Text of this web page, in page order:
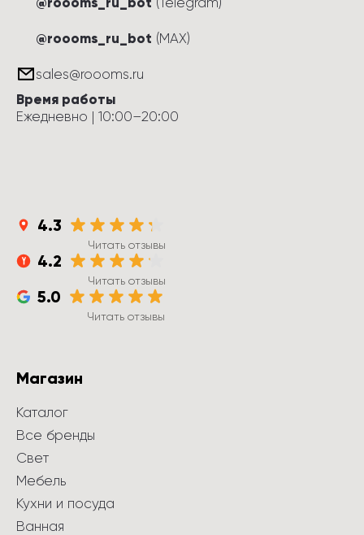
@roooms_ru_bot (MAX)
sales@roooms.ru
Время работы
Ежедневно | 10:00–20:00
4.3
Читать отзывы
4.2
Читать отзывы
5.0
Читать отзывы
Магазин
Каталог
Все бренды
Свет
Мебель
Кухни и посуда
Ванная